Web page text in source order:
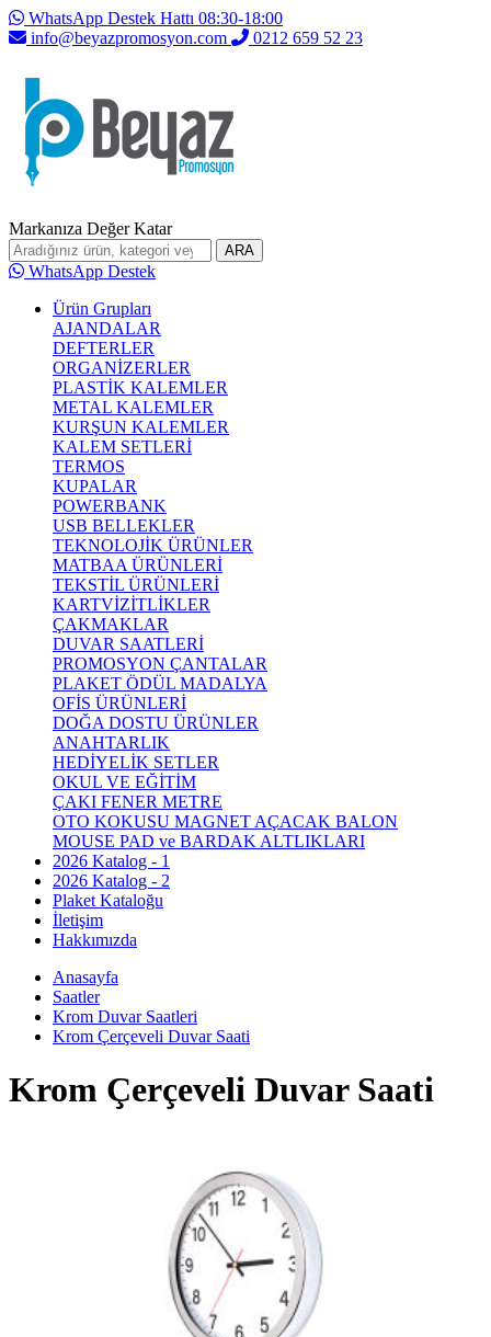
WhatsApp Destek Hattı 08:30-18:00
info@beyazpromosyon.com
0212 659 52 23
Markanıza Değer Katar
ARA
WhatsApp Destek
Ürün Grupları
AJANDALAR
DEFTERLER
ORGANİZERLER
PLASTİK KALEMLER
METAL KALEMLER
KURŞUN KALEMLER
KALEM SETLERİ
TERMOS
KUPALAR
POWERBANK
USB BELLEKLER
TEKNOLOJİK ÜRÜNLER
MATBAA ÜRÜNLERİ
TEKSTİL ÜRÜNLERİ
KARTVİZİTLİKLER
ÇAKMAKLAR
DUVAR SAATLERİ
PROMOSYON ÇANTALAR
PLAKET ÖDÜL MADALYA
OFİS ÜRÜNLERİ
DOĞA DOSTU ÜRÜNLER
ANAHTARLIK
HEDİYELİK SETLER
OKUL VE EĞİTİM
ÇAKI FENER METRE
OTO KOKUSU MAGNET AÇACAK BALON
MOUSE PAD ve BARDAK ALTLIKLARI
2026 Katalog - 1
2026 Katalog - 2
Plaket Kataloğu
İletişim
Hakkımızda
Anasayfa
Saatler
Krom Duvar Saatleri
Krom Çerçeveli Duvar Saati
Krom Çerçeveli Duvar Saati